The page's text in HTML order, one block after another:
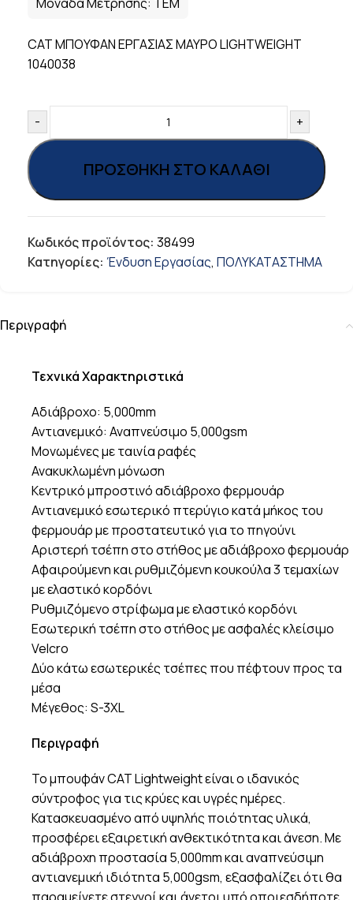
CAT ΜΠΟΥΦΑΝ ΕΡΓΑΣΙΑΣ ΜΑΥΡΟ LIGHTWEIGHT
1040038
- +
ΠΡΟΣΘΉΚΗ ΣΤΟ ΚΑΛΆΘΙ
Κωδικός προϊόντος: 38499
Κατηγορίες: Ένδυση Εργασίας, ΠΟΛΥΚΑΤΑΣΤΗΜΑ
Περιγραφή
Τεχνικά Χαρακτηριστικά
Αδιάβροχο: 5,000mm
Αντιανεμικό: Αναπνεύσιμο 5,000gsm
Μονωμένες με ταινία ραφές
Ανακυκλωμένη μόνωση
Κεντρικό μπροστινό αδιάβροχο φερμουάρ
Αντιανεμικό εσωτερικό πτερύγιο κατά μήκος του
φερμουάρ με προστατευτικό για το πηγούνι
Αριστερή τσέπη στο στήθος με αδιάβροχο φερμουάρ
Αφαιρούμενη και ρυθμιζόμενη κουκούλα 3 τεμαχίων
με ελαστικό κορδόνι
Ρυθμιζόμενο στρίφωμα με ελαστικό κορδόνι
Εσωτερική τσέπη στο στήθος με ασφαλές κλείσιμο
Velcro
Δύο κάτω εσωτερικές τσέπες που πέφτουν προς τα
μέσα
Μέγεθος: S-3XL
Περιγραφή
Το μπουφάν CAT Lightweight είναι ο ιδανικός
σύντροφος για τις κρύες και υγρές ημέρες.
Κατασκευασμένο από υψηλής ποιότητας υλικά,
προσφέρει εξαιρετική ανθεκτικότητα και άνεση. Με
αδιάβροχη προστασία 5,000mm και αναπνεύσιμη
αντιανεμική ιδιότητα 5,000gsm, εξασφαλίζει ότι θα